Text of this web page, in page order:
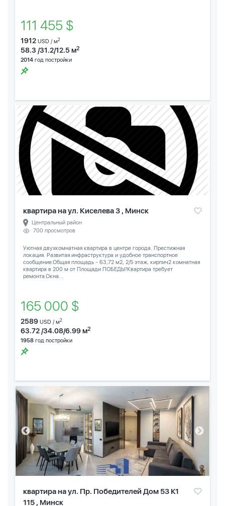
111 455 $
1912 USD / м2
58.3 /31.2/12.5 м2
2014 год постройки
квартира на ул. Киселева 3 , Минск
Центральный район
700 просмотров
Уютная двухкомнатная квартира в центре города. Престижная
локация. Развитая инфраструктура и удобное транспортное
сообщение.Общая площадь - 63,72 м2, 2/5 этаж, кирпич2 комнатная
квартира в 200 м от Площади ПОБЕДЫ!Квартира требует
ремонта.Окна...
165 000 $
2589 USD / м2
63.72 /34.08/6.99 м2
1958 год постройки
квартира на ул. Пр. Победителей Дом 53 К1
115 , Минск